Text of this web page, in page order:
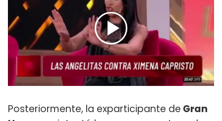
Posteriormente, la exparticipante de Gran